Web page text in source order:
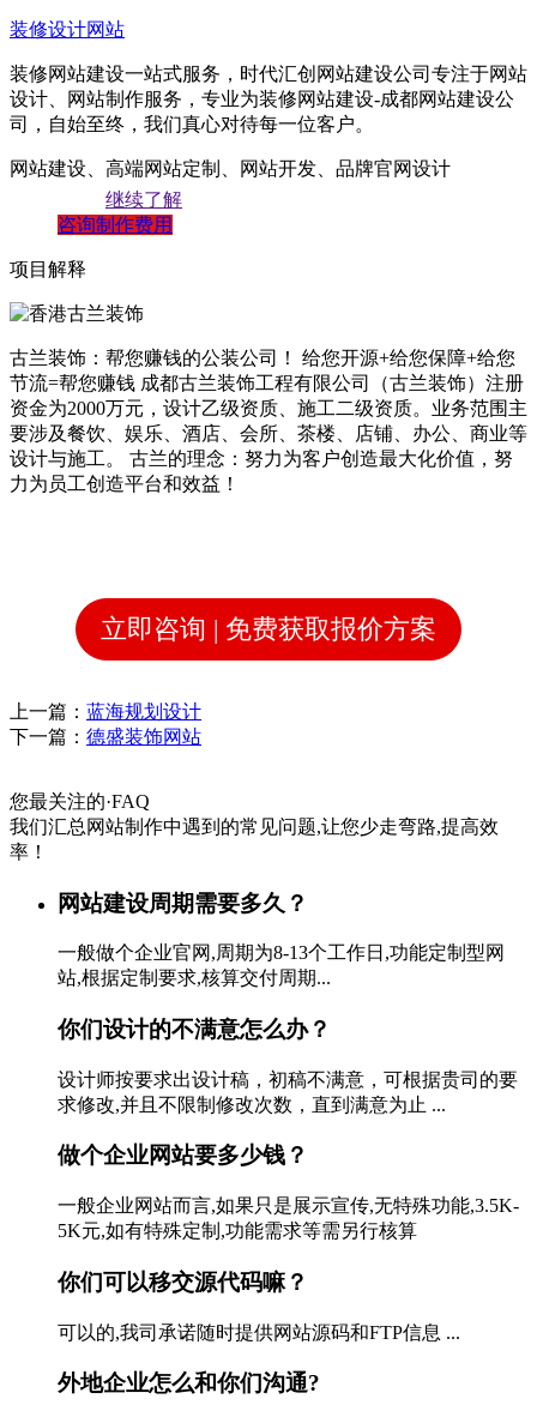
装修设计网站
装修网站建设一站式服务，时代汇创网站建设公司专注于网站
设计、网站制作服务，专业为装修网站建设-成都网站建设公
司，自始至终，我们真心对待每一位客户。
网站建设、高端网站定制、网站开发、品牌官网设计
继续了解
咨询制作费用
项目解释
古兰装饰：帮您赚钱的公装公司！ 给您开源+给您保障+给您
节流=帮您赚钱 成都古兰装饰工程有限公司（古兰装饰）注册
资金为2000万元，设计乙级资质、施工二级资质。业务范围主
要涉及餐饮、娱乐、酒店、会所、茶楼、店铺、办公、商业等
设计与施工。 古兰的理念：努力为客户创造最大化价值，努
力为员工创造平台和效益！
立即咨询 | 免费获取报价方案
上一篇： 蓝海规划设计
下一篇： 德盛装饰网站
您最关注的·FAQ
我们汇总网站制作中遇到的常见问题,让您少走弯路,提高效
率！
网站建设周期需要多久？
一般做个企业官网,周期为8-13个工作日,功能定制型网
站,根据定制要求,核算交付周期...
你们设计的不满意怎么办？
设计师按要求出设计稿，初稿不满意，可根据贵司的要
求修改,并且不限制修改次数，直到满意为止 ...
做个企业网站要多少钱？
一般企业网站而言,如果只是展示宣传,无特殊功能,3.5K-
5K元,如有特殊定制,功能需求等需另行核算
你们可以移交源代码嘛？
可以的,我司承诺随时提供网站源码和FTP信息 ...
外地企业怎么和你们沟通?